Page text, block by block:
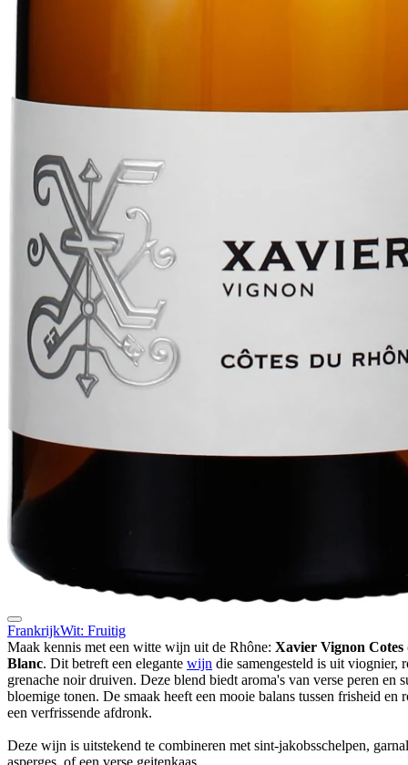
FrankrijkWit: Fruitig
Maak kennis met een witte wijn uit de Rhône: Xavier Vignon Cotes
Blanc. Dit betreft een elegante wijn die samengesteld is uit viognier,
grenache noir druiven. Deze blend biedt aroma's van verse peren en
bloemige tonen. De smaak heeft een mooie balans tussen frisheid en
een verfrissende afdronk.
Deze wijn is uitstekend te combineren met sint-jakobsschelpen,
asperges, of een verse geitenkaas.